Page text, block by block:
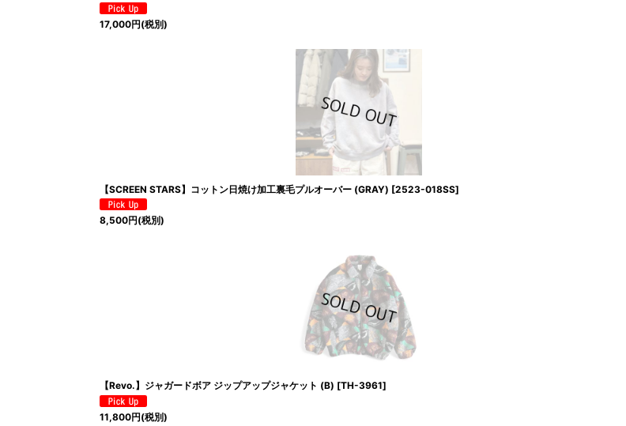
17,000円(税別)
【SCREEN STARS】コットン日焼け加工裏毛プルオーバー (GRAY) [2523-018SS]
8,500円(税別)
【Revo.】ジャガードボア ジップアップジャケット (B) [TH-3961]
11,800円(税別)